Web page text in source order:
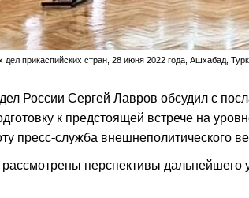
дел прикаспийских стран, 28 июня 2022 года, Ашхабад,
России Сергей Лавров обсудил с
к предстоящей встрече на
пресс-служба внешнеполитического
рассмотрены перспективы дальнейшего